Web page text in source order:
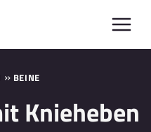
» BEINE
Knieheben